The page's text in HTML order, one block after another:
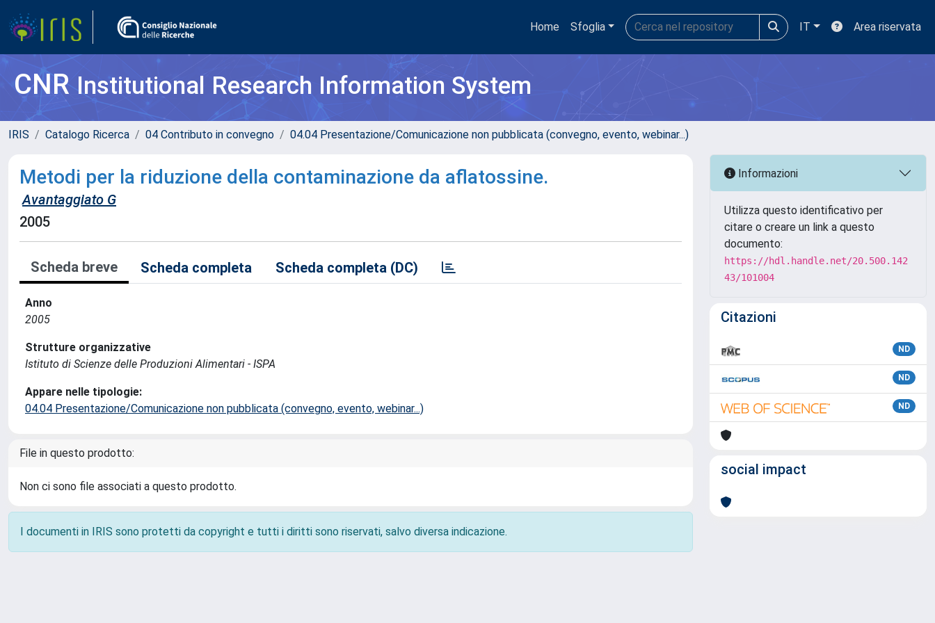
Home Sfoglia IT Area riservata
CNRInstitutional Research Information System
IRIS Catalogo Ricerca 04 Contributo in convegno 04.04 Presentazione/Comunicazione non pubblicata (convegno, evento, webinar...)
Metodi per la riduzione della contaminazione da aflatossine.
Avantaggiato G
2005
Scheda breve Scheda completa Scheda completa (DC)
Anno
2005
Strutture organizzative
Istituto di Scienze delle Produzioni Alimentari - ISPA
Appare nelle tipologie:
04.04 Presentazione/Comunicazione non pubblicata (convegno, evento, webinar...)
File in questo prodotto:
Non ci sono file associati a questo prodotto.
I documenti in IRIS sono protetti da copyright e tutti i diritti sono riservati, salvo diversa indicazione.
Informazioni
Utilizza questo identificativo per
citare o creare un link a questo
documento:
https://hdl.handle.net/20.500.142
43/101004
Citazioni
ND
ND
ND
social impact